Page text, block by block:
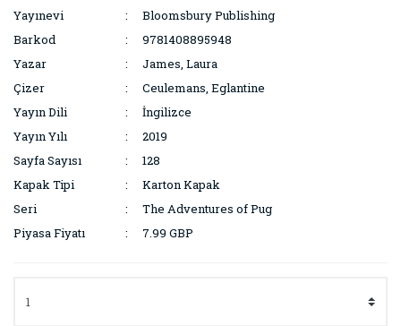
Yayınevi
Bloomsbury Publishing
Barkod
9781408895948
Yazar
James, Laura
Çizer
Ceulemans, Eglantine
Yayın Dili
İngilizce
Yayın Yılı
2019
Sayfa Sayısı
128
Kapak Tipi
Karton Kapak
Seri
The Adventures of Pug
Piyasa Fiyatı
7.99 GBP